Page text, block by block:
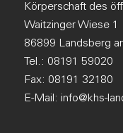
Körperschaft des
Waitzinger Wiese 1
86899 Landsberg
Tel.: 08191 59020
Fax: 08191 32180
E-Mail: info@khs-